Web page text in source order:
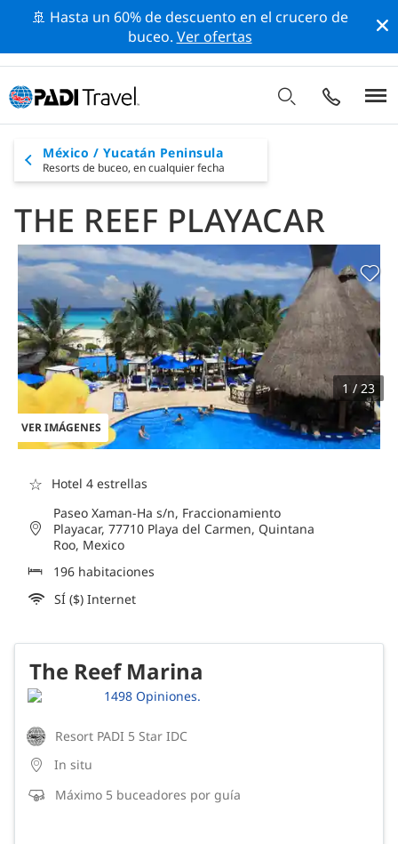
🚢 Hasta un 60% de descuento en el crucero de
buceo. Ver ofertas
México / Yucatán Peninsula
Resorts de buceo, en cualquier fecha
THE REEF PLAYACAR
VER IMÁGENES
1 / 23
☆
Hotel 4 estrellas
Paseo Xaman-Ha s/n, Fraccionamiento
Playacar, 77710 Playa del Carmen, Quintana
Roo, Mexico
196 habitaciones
SÍ ($) Internet
The Reef Marina
1498 Opiniones.
Resort PADI 5 Star IDC
In situ
Máximo 5 buceadores por guía